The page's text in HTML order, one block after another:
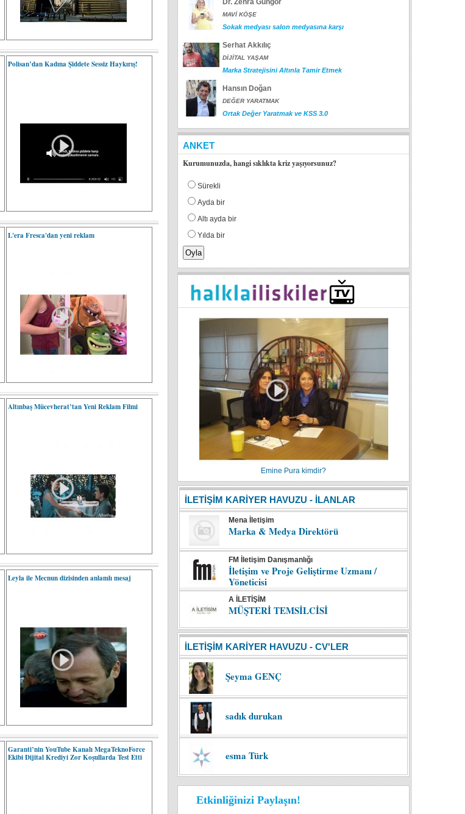
Polisan’dan Kadına Şiddete Sessiz Haykırış!
L'era Fresca'dan yeni reklam
Altınbaş Mücevherat’tan Yeni Reklam Filmi
Leyla ile Mecnun dizisinden anlamlı mesaj
Garanti’nin YouTube Kanalı MegaTeknoForce
Ekibi Dijital Krediyi Zor Koşullarda Test Etti
Dr. Zehra Güngör
MAVİ KÖŞE
Sokak medyası salon medyasına karşı
Serhat Akkılıç
DİJİTAL YAŞAM
Marka Stratejisini Altınla Tamir Etmek
Hansın Doğan
DEĞER YARATMAK
Ortak Değer Yaratmak ve KSS 3.0
ANKET
Kurumunuzda, hangi sıklıkta kriz yaşıyorsunuz?
Sürekli
Ayda bir
Altı ayda bir
Yılda bir
Emine Pura kimdir?
İLETİŞİM KARİYER HAVUZU - İLANLAR
Mena İletişim
Marka & Medya Direktörü
FM İletişim Danışmanlığı
İletişim ve Proje Geliştirme Uzmanı /
Yöneticisi
A İLETİŞİM
MÜŞTERİ TEMSİLCİSİ
İLETİŞİM KARİYER HAVUZU - CV'LER
Şeyma GENÇ
sadık durukan
esma Türk
Etkinliğinizi Paylaşın!